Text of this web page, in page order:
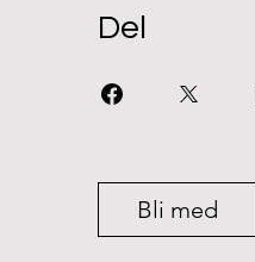
Del
Bli med